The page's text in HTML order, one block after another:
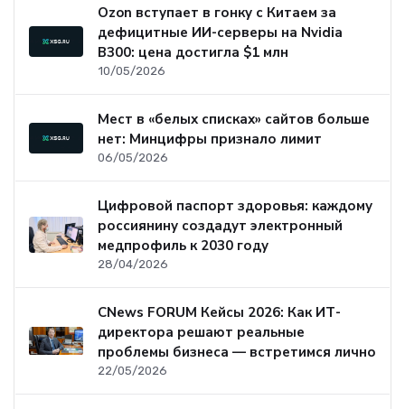
Ozon вступает в гонку с Китаем за
дефицитные ИИ-серверы на Nvidia
B300: цена достигла $1 млн
10/05/2026
Мест в «белых списках» сайтов больше
нет: Минцифры признало лимит
06/05/2026
Цифровой паспорт здоровья: каждому
россиянину создадут электронный
медпрофиль к 2030 году
28/04/2026
CNews FORUM Кейсы 2026: Как ИТ-
директора решают реальные
проблемы бизнеса — встретимся лично
22/05/2026